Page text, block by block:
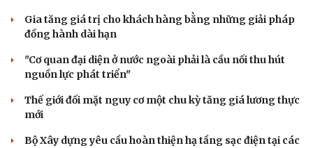
Gia tăng giá trị cho khách hàng bằng những giải pháp
đồng hành dài hạn
"Cơ quan đại diện ở nước ngoài phải là cầu nối thu hút
nguồn lực phát triển"
Thế giới đối mặt nguy cơ một chu kỳ tăng giá lương thực
mới
Bộ Xây dựng yêu cầu hoàn thiện hạ tầng sạc điện tại các